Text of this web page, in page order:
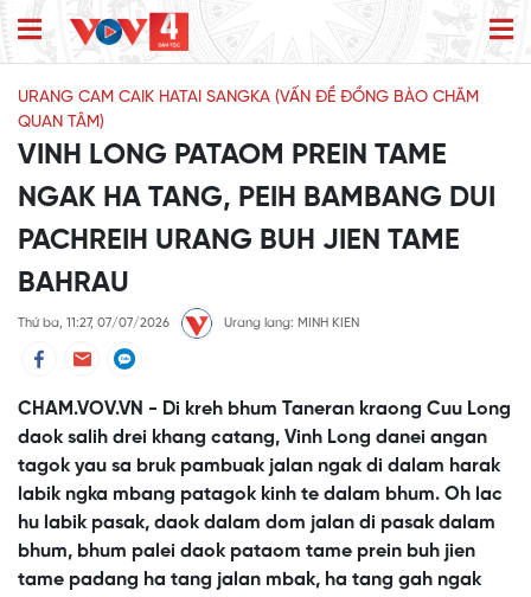
URANG CAM CAIK HATAI SANGKA (VẤN ĐỀ ĐỒNG BÀO CHĂM
QUAN TÂM)
VINH LONG PATAOM PREIN TAME
NGAK HA TANG, PEIH BAMBANG DUI
PACHREIH URANG BUH JIEN TAME
BAHRAU
Thứ ba, 11:27, 07/07/2026 Urang lang: MINH KIEN
CHAM.VOV.VN - Di kreh bhum Taneran kraong Cuu Long
daok salih drei khang catang, Vinh Long danei angan
tagok yau sa bruk pambuak jalan ngak di dalam harak
labik ngka mbang patagok kinh te dalam bhum. Oh lac
hu labik pasak, daok dalam dom jalan di pasak dalam
bhum, bhum palei daok pataom tame prein buh jien
tame padang ha tang jalan mbak, ha tang gah ngak